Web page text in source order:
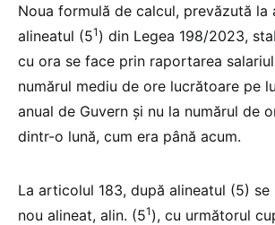
Noua formulă de calcul, prevăzută la
alineatul (51 ) din Legea 198/2023,
cu ora se face prin raportarea
numărul mediu de ore lucrătoare pe
anual de Guvern și nu la numărul de
dintr-o lună, cum era până acum.
La articolul 183, după alineatul (5)
nou alineat, alin. (51 ), cu următorul